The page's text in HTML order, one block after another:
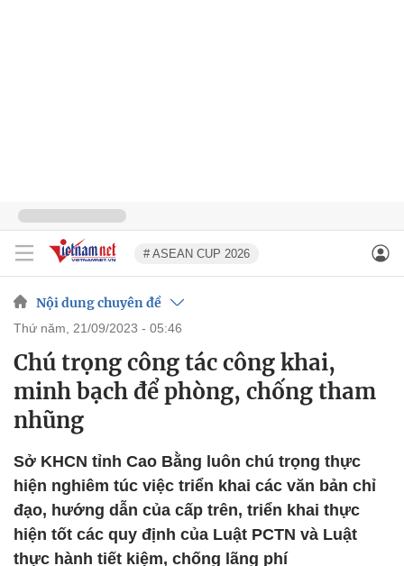
# ASEAN CUP 2026
Nội dung chuyên đề
thứ năm, 21/09/2023 - 05:46
Chú trọng công tác công khai,
minh bạch để phòng, chống tham
nhũng
Sở KHCN tỉnh Cao Bằng luôn chú trọng thực
hiện nghiêm túc việc triển khai các văn bản chỉ
đạo, hướng dẫn của cấp trên, triển khai thực
hiện tốt các quy định của Luật PCTN và Luật
thực hành tiết kiệm, chống lãng phí